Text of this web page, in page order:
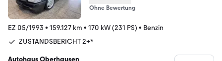
ACHT
Ohne Bewertung
EZ 05/1993 • 159.127 km • 170 kW (231 PS) • Benzin
ZUSTANDSBERICHT 2+*